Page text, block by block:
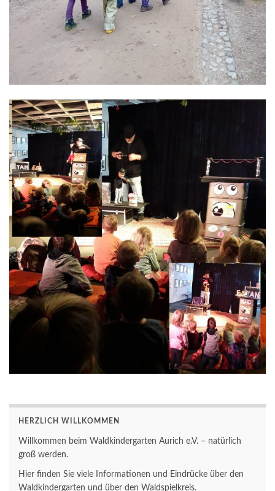
HERZLICH WILLKOMMEN
Willkommen beim Waldkindergarten Aurich e.V. – natürlich
groß werden.
Hier finden Sie viele Informationen und Eindrücke über den
Waldkindergarten und über den Waldspielkreis.